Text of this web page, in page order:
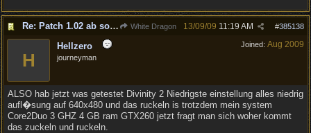
Re: Patch 1.02 ab sofort erh�ltlich! White Dragon #385138
13/09/09 11:19 AM
Joined: Aug 2009
H
Hellzero
journeyman
ALSO hab jetzt was getestet Divinity 2 Niedrigste einstellung alles niedrig
aufl�sung auf 640x480 und das ruckeln is trotzdem mein system
Core2Duo 3 GHZ 4 GB ram GTX260 jetzt fragt man sich woher kommt
das zuckeln und ruckeln.